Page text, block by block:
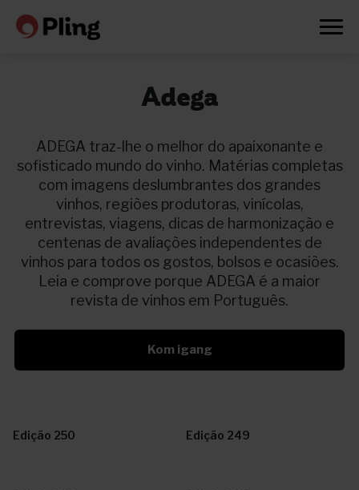
Prøv en måned gratis
Adega
ADEGA traz-lhe o melhor do apaixonante e
sofisticado mundo do vinho. Matérias completas
com imagens deslumbrantes dos grandes
vinhos, regiões produtoras, vinícolas,
entrevistas, viagens, dicas de harmonização e
centenas de avaliações independentes de
vinhos para todos os gostos, bolsos e ocasiões.
Leia e comprove porque ADEGA é a maior
revista de vinhos em Português.
Kom igang
Edição 250 Edição 249